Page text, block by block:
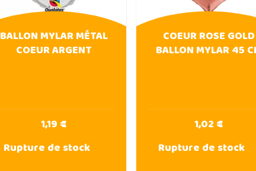
BALLON MYLAR MÉTAL
COEUR ARGENT
1,19 €
Rupture de stock
COEUR ROSE GOLD
BALLON MYLAR 45
1,02 €
Rupture de stock